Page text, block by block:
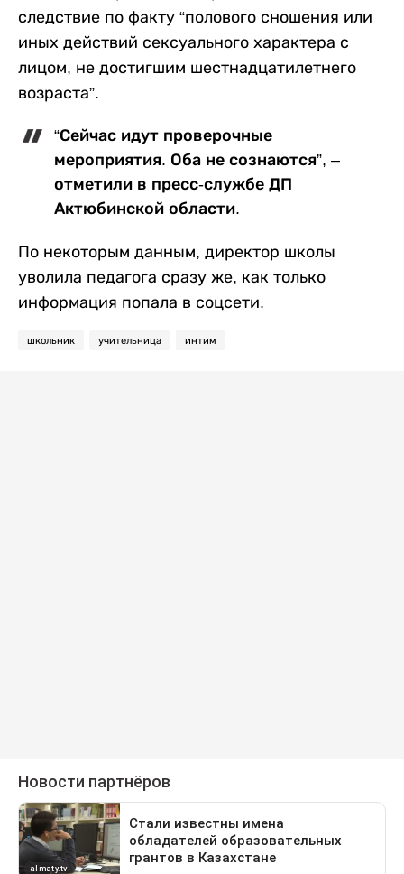
следствие по факту “полового сношения или
иных действий сексуального характера с
лицом, не достигшим шестнадцатилетнего
возраста”.
“Сейчас идут проверочные
мероприятия. Оба не сознаются”, –
отметили в пресс-службе ДП
Актюбинской области.
По некоторым данным, директор школы
уволила педагога сразу же, как только
информация попала в соцсети.
школьник учительница интим